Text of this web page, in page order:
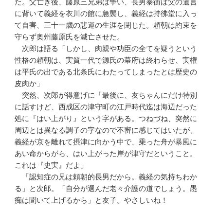
た。父亡き後、藤原三兄弟は争い、長男泰衡は父の遺言
に背いて義経を衣川の館に急襲し、義経は持彿堂に入っ
て自害、三十一歳の悲運の生涯を閉じた。頼朝は約束を
守らず奥州藤原氏を滅亡させた。
次郎は語る「しかし、肉親や功臣の全てを疑うという
性格の頼朝は、実質一代で源氏の幕府は終わらせ、実権
は平氏の出である北条氏にわたってしまったとは歴史の
皮肉か」
突然、次郎が得意げに「最後に、友ちゃんにだけ特別
に話すけど、西成区の津守町の江戸時代迄は海辺だった
処に『はい上がり』という字がある。つねづね、突然に
周辺とは異なる調子の字なので不審に感じてはいたが、
義経が京を離れて摂津に向かう中で、乗った舟が暴風に
あい命からがら、はい上がった岸が津守だということ。
これは『史実』だよ」
「認知症の兄は頼朝的長男だから。義経の気持ちわか
る」と次郎。「自分が選んだ老々介護の道でしょう。愚
痴は聞いて上げるから」と友子。やさしいね！